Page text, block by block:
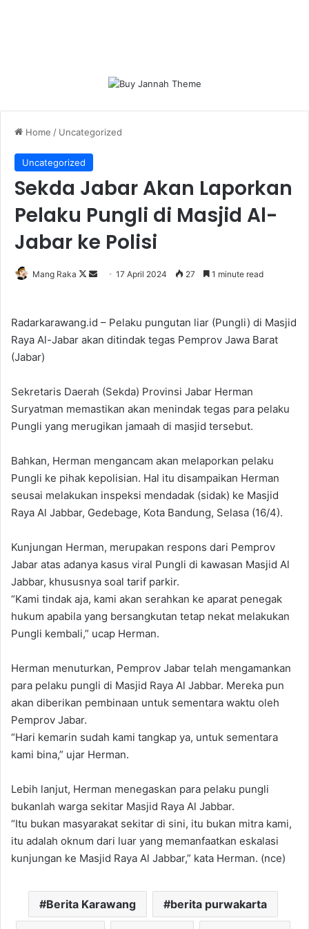
Home / Uncategorized
Uncategorized
Sekda Jabar Akan Laporkan
Pelaku Pungli di Masjid Al-
Jabar ke Polisi
Mang Raka
Follow
Send17 April 2024 27 1 minute read
Radarkarawang.id – Pelaku pungutan liar (Pungli) di Masjid
Raya Al-Jabar akan ditindak tegas Pemprov Jawa Barat
(Jabar)
Sekretaris Daerah (Sekda) Provinsi Jabar Herman
Suryatman memastikan akan menindak tegas para pelaku
Pungli yang merugikan jamaah di masjid tersebut.
Bahkan, Herman mengancam akan melaporkan pelaku
Pungli ke pihak kepolisian. Hal itu disampaikan Herman
seusai melakukan inspeksi mendadak (sidak) ke Masjid
Raya Al Jabbar, Gedebage, Kota Bandung, Selasa (16/4).
Kunjungan Herman, merupakan respons dari Pemprov
Jabar atas adanya kasus viral Pungli di kawasan Masjid Al
Jabbar, khususnya soal tarif parkir.
“Kami tindak aja, kami akan serahkan ke aparat penegak
hukum apabila yang bersangkutan tetap nekat melakukan
Pungli kembali,” ucap Herman.
Herman menuturkan, Pemprov Jabar telah mengamankan
para pelaku pungli di Masjid Raya Al Jabbar. Mereka pun
akan diberikan pembinaan untuk sementara waktu oleh
Pemprov Jabar.
“Hari kemarin sudah kami tangkap ya, untuk sementara
kami bina,” ujar Herman.
Lebih lanjut, Herman menegaskan para pelaku pungli
bukanlah warga sekitar Masjid Raya Al Jabbar.
“Itu bukan masyarakat sekitar di sini, itu bukan mitra kami,
itu adalah oknum dari luar yang memanfaatkan eskalasi
kunjungan ke Masjid Raya Al Jabbar,” kata Herman. (nce)
Berita Karawang berita purwakarta